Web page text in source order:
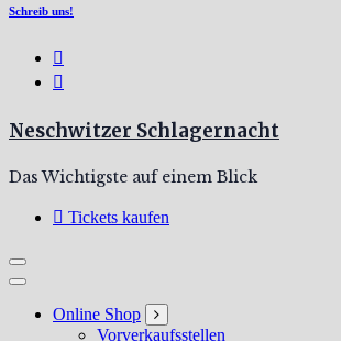
Schreib uns!
Neschwitzer Schlagernacht
Das Wichtigste auf einem Blick
Tickets kaufen
Online Shop
Vorverkaufsstellen